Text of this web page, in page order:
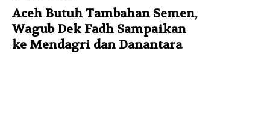
Aceh Butuh Tambahan Semen,
Wagub Dek Fadh Sampaikan
ke Mendagri dan Danantara